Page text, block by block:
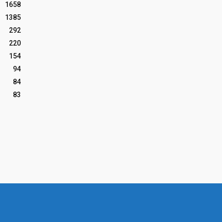
1658
1385
292
220
154
94
84
83